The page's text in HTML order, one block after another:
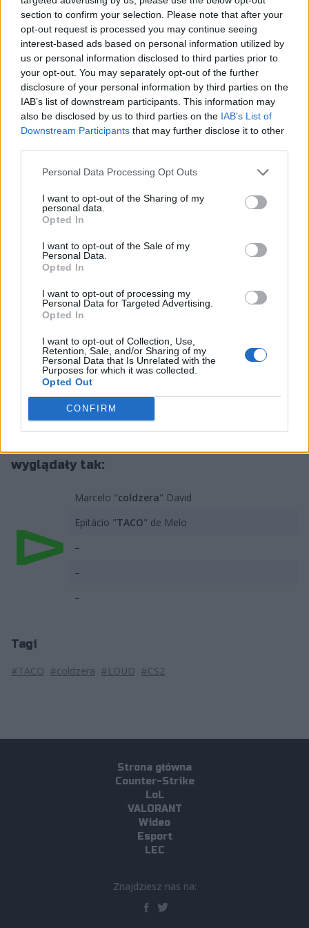
section to confirm your selection. Please note that after your
opt-out request is processed you may continue seeing
interest-based ads based on personal information utilized by
us or personal information disclosed to third parties prior to
your opt-out. You may separately opt-out of the further
disclosure of your personal information by third parties on the
IAB’s list of downstream participants. This information may
also be disclosed by us to third parties on the IAB’s List of
Downstream Participants that may further disclose it to other
Personal Data Processing Opt Outs
I want to opt-out of the Sharing of my
personal data.
Opted In
I want to opt-out of the Sale of my
Personal Data.
Opted In
I want to opt-out of processing my
Personal Data for Targeted Advertising.
Opted In
I want to opt-out of Collection, Use,
Retention, Sale, and/or Sharing of my
Personal Data that Is Unrelated with the
Purposes for which it was collected.
Opted Out
CONFIRM
"coldzera" David oraz Epitácio "TACO" de Melo, bo o
nich tu mowa, jak się wydaje, najlepsze czasy mają już
za sobą, ale nadal są medialnymi postaciami. A na
dodatek gwarantują określony poziom gry. Na dodatek
ich potencjalne ściągnięcie nie byłoby wcale takie
trudne. Wszak coldzera i tak przebywa na ławce
rezerwowych Legacy, na której usiadł na własne
życzenie po PGL Major Copenhagen 2024. Z kolei TACO
niedawno po rocznej przerwie wrócił do gry, dołączając
Historię rozpoczętą już w 2015 roku, gdy obaj razem
przywdziewali trykot Luminosity Gaming. Z organizacją
powtarzając ten wyczyn również pod szyldem SK
Gaming. Następnie Brazylijczycy współpracowali w
roku coldzera i TACO spotkali się raz jeszcze, tym
razem w 00NATION DNB, z którym zagrali nawet na
początku 2023 roku de Melo ustąpił ze składu z
przyczyn medycznych i finalnie już do niego nie
powrócił. Natomiast coldzera pozostał, również po
przekształceniu formacji w Legacy, z którym dostał się
na pierwszego w historii Majora CS2.
wyglądały tak:
Marcelo "coldzera" David
Epitácio "TACO" de Melo
–
–
–
Tagi
#TACO #coldzera #LOUD #CS2
Strona główna
Counter-Strike
LoL
VALORANT
Wideo
Esport
LEC
Znajdziesz nas na: